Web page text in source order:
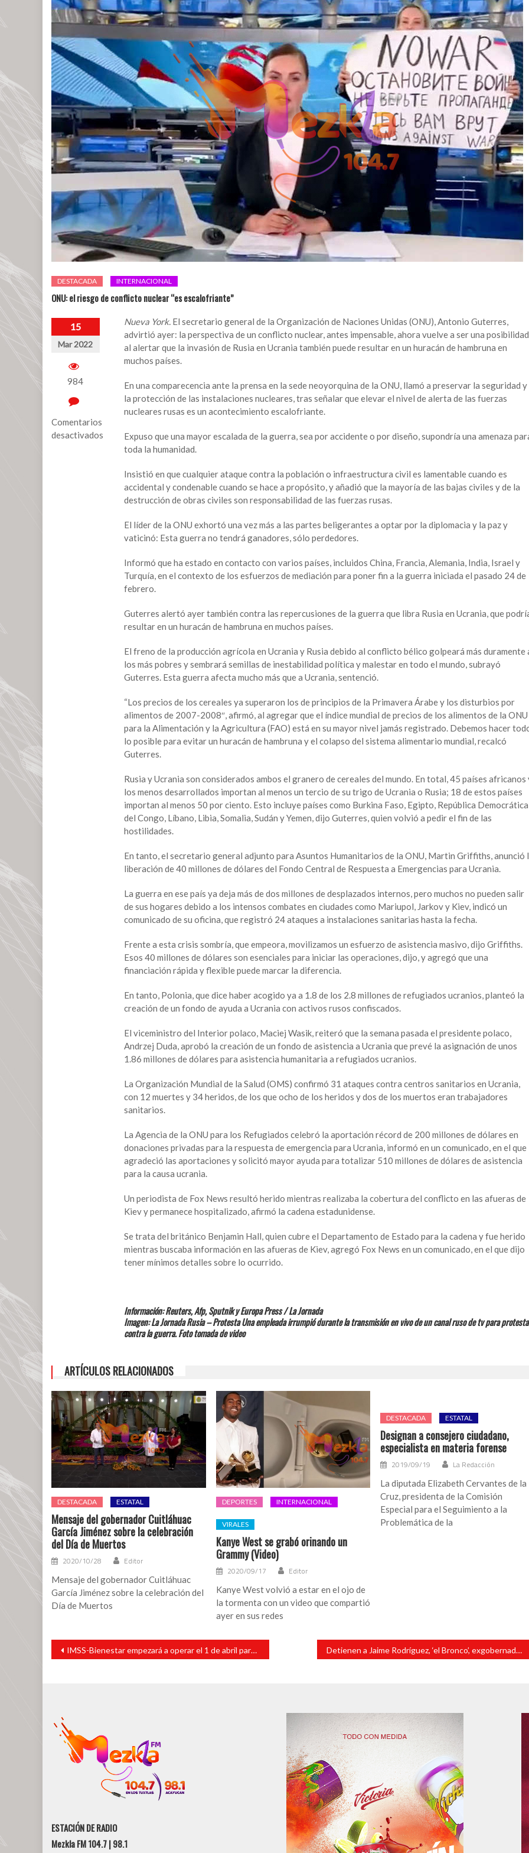
DESTACADA INTERNACIONAL
ONU: el riesgo de conflicto nuclear “es escalofriante”
15
Mar 2022
984
Comentarios
desactivados
Nueva York.El secretario general de la Organización de Naciones Unidas (ONU), Antonio Guterres,
advirtió ayer: la perspectiva de un conflicto nuclear, antes impensable, ahora vuelve a ser una
al alertar que la invasión de Rusia en Ucrania también puede resultar en un huracán de hambruna en
muchos países.
En una comparecencia ante la prensa en la sede neoyorquina de la ONU, llamó a preservar la seguridad y
la protección de las instalaciones nucleares, tras señalar que elevar el nivel de alerta de las fuerzas
nucleares rusas es un acontecimiento escalofriante.
Expuso que una mayor escalada de la guerra, sea por accidente o por diseño, supondría una amenaza
toda la humanidad.
Insistió en que cualquier ataque contra la población o infraestructura civil es lamentable cuando es
accidental y condenable cuando se hace a propósito, y añadió que la mayoría de las bajas civiles y de la
destrucción de obras civiles son responsabilidad de las fuerzas rusas.
El líder de la ONU exhortó una vez más a las partes beligerantes a optar por la diplomacia y la paz y
vaticinó: Esta guerra no tendrá ganadores, sólo perdedores.
Informó que ha estado en contacto con varios países, incluidos China, Francia, Alemania, India, Israel y
Turquía, en el contexto de los esfuerzos de mediación para poner fin a la guerra iniciada el pasado 24 de
febrero.
Guterres alertó ayer también contra las repercusiones de la guerra que libra Rusia en Ucrania, que
resultar en un huracán de hambruna en muchos países.
El freno de la producción agrícola en Ucrania y Rusia debido al conflicto bélico golpeará más duramente
los más pobres y sembrará semillas de inestabilidad política y malestar en todo el mundo, subrayó
Guterres. Esta guerra afecta mucho más que a Ucrania, sentenció.
“Los precios de los cereales ya superaron los de principios de la Primavera Árabe y los disturbios por
alimentos de 2007-2008″, afirmó, al agregar que el índice mundial de precios de los alimentos de la ONU
para la Alimentación y la Agricultura (FAO) está en su mayor nivel jamás registrado. Debemos hacer
lo posible para evitar un huracán de hambruna y el colapso del sistema alimentario mundial, recalcó
Guterres.
Rusia y Ucrania son considerados ambos el granero de cereales del mundo. En total, 45 países africanos
los menos desarrollados importan al menos un tercio de su trigo de Ucrania o Rusia; 18 de estos países
importan al menos 50 por ciento. Esto incluye países como Burkina Faso, Egipto, República Democrática
del Congo, Líbano, Libia, Somalia, Sudán y Yemen, dijo Guterres, quien volvió a pedir el fin de las
hostilidades.
En tanto, el secretario general adjunto para Asuntos Humanitarios de la ONU, Martin Griffiths, anunció
liberación de 40 millones de dólares del Fondo Central de Respuesta a Emergencias para Ucrania.
La guerra en ese país ya deja más de dos millones de desplazados internos, pero muchos no pueden salir
de sus hogares debido a los intensos combates en ciudades como Mariupol, Jarkov y Kiev, indicó un
comunicado de su oficina, que registró 24 ataques a instalaciones sanitarias hasta la fecha.
Frente a esta crisis sombría, que empeora, movilizamos un esfuerzo de asistencia masivo, dijo Griffiths.
Esos 40 millones de dólares son esenciales para iniciar las operaciones, dijo, y agregó que una
financiación rápida y flexible puede marcar la diferencia.
En tanto, Polonia, que dice haber acogido ya a 1.8 de los 2.8 millones de refugiados ucranios, planteó la
creación de un fondo de ayuda a Ucrania con activos rusos confiscados.
El viceministro del Interior polaco, Maciej Wasik, reiteró que la semana pasada el presidente polaco,
Andrzej Duda, aprobó la creación de un fondo de asistencia a Ucrania que prevé la asignación de unos
1.86 millones de dólares para asistencia humanitaria a refugiados ucranios.
La Organización Mundial de la Salud (OMS) confirmó 31 ataques contra centros sanitarios en Ucrania,
con 12 muertes y 34 heridos, de los que ocho de los heridos y dos de los muertos eran trabajadores
sanitarios.
La Agencia de la ONU para los Refugiados celebró la aportación récord de 200 millones de dólares en
donaciones privadas para la respuesta de emergencia para Ucrania, informó en un comunicado, en el que
agradeció las aportaciones y solicitó mayor ayuda para totalizar 510 millones de dólares de asistencia
para la causa ucrania.
Un periodista de Fox News resultó herido mientras realizaba la cobertura del conflicto en las afueras de
Kiev y permanece hospitalizado, afirmó la cadena estadunidense.
Se trata del británico Benjamin Hall, quien cubre el Departamento de Estado para la cadena y fue herido
mientras buscaba información en las afueras de Kiev, agregó Fox News en un comunicado, en el que dijo
tener mínimos detalles sobre lo ocurrido.
Información: Reuters, Afp, Sputnik y Europa Press / La Jornada
Imagen:La JornadaRusia – Protesta Una empleada irrumpió durante la transmisión en vivo de un canal ruso de tv para
contra la guerra. Foto tomada de video
ARTÍCULOS RELACIONADOS
DESTACADA ESTATAL
Mensaje del gobernador Cuitláhuac
García Jiménez sobre la celebración
del Día de Muertos
2020/10/28 Editor
Mensaje del gobernador Cuitláhuac
García Jiménez sobre la celebración del
Día de Muertos
DEPORTES INTERNACIONAL
VIRALES
Kanye West se grabó orinando un
Grammy (Video)
2020/09/17 Editor
Kanye West volvió a estar en el ojo de
la tormenta con un video que compartió
ayer en sus redes
DESTACADA ESTATAL
Designan a consejero ciudadano,
especialista en materia forense
2019/09/19 La Redacción
La diputada Elizabeth Cervantes de la
Cruz, presidenta de la Comisión
Especial para el Seguimiento a la
Problemática de la
Navegación
entradas
IMSS-Bienestar empezará a operar el 1 de abril para personas sin seguro Detienen a Jaime Rodríguez, ‘el Bronco’, exgobernador de Nuevo León
ESTACIÓN DE RADIO
Mezkla FM 104.7 | 98.1